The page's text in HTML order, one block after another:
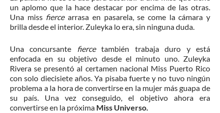
un aplomo que la hace destacar por encima de las otras.
Una miss fiercearrasa en pasarela, se come la cámara y
brilla desde el interior. Zuleyka lo era, sin ninguna duda.
Una concursante fiercetambién trabaja duro y está
enfocada en su objetivo desde el minuto uno. Zuleyka
Rivera se presentó al certamen nacional Miss Puerto Rico
con solo diecisiete años. Ya pisaba fuerte y no tuvo ningún
problema a la hora de convertirse en la mujer más guapa de
su país. Una vez conseguido, el objetivo ahora era
convertirse en la próxima Miss Universo.